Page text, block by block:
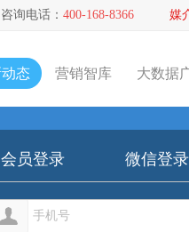
询电话： 400-168-8366 媒
态 营销智库 大数据
会员登录 微信登录